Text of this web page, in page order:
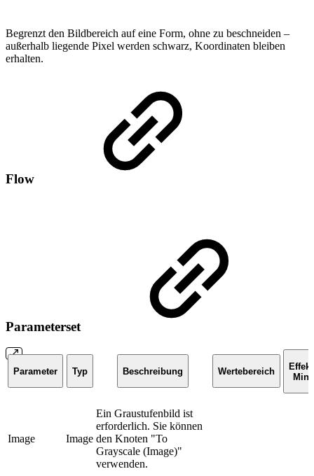
Begrenzt den Bildbereich auf eine Form, ohne zu beschneiden –
außerhalb liegende Pixel werden schwarz, Koordinaten bleiben
erhalten.
Flow
Parameterset
Parameter Typ Beschreibung Wertebereich
Effekt
Min
Image Image
Ein Graustufenbild ist
erforderlich. Sie können
den Knoten "To
Grayscale (Image)"
verwenden.